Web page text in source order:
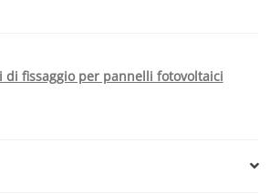
di fissaggio per pannelli fotovoltaici